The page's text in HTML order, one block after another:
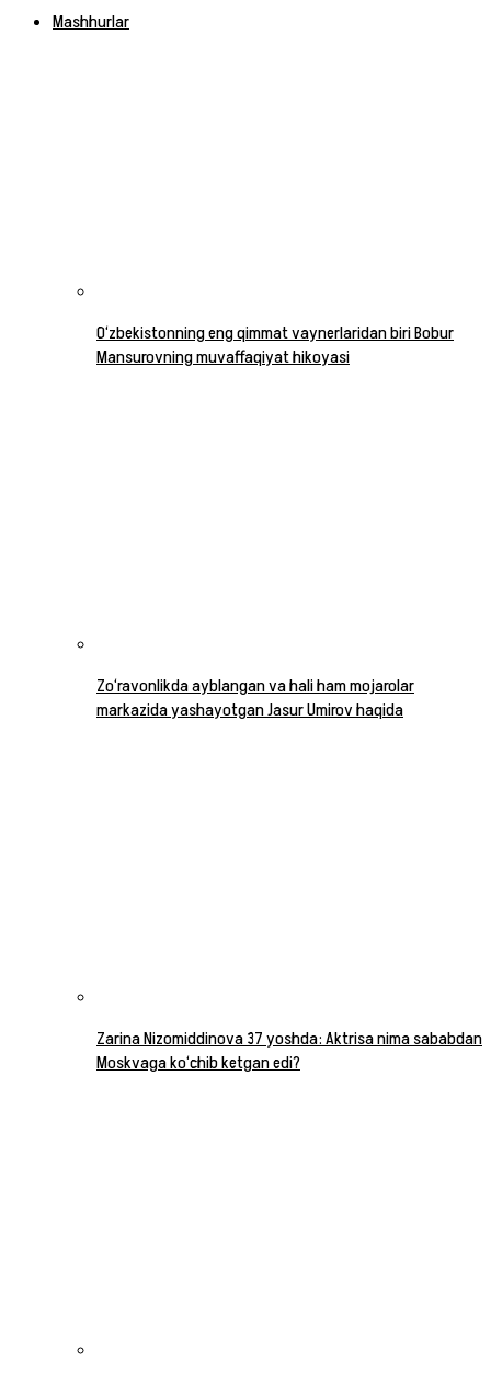
Mashhurlar
O‘zbekistonning eng qimmat vaynerlaridan biri Bobur
Mansurovning muvaffaqiyat hikoyasi
Zo‘ravonlikda ayblangan va hali ham mojarolar
markazida yashayotgan Jasur Umirov haqida
Zarina Nizomiddinova 37 yoshda: Aktrisa nima sababdan
Moskvaga ko‘chib ketgan edi?